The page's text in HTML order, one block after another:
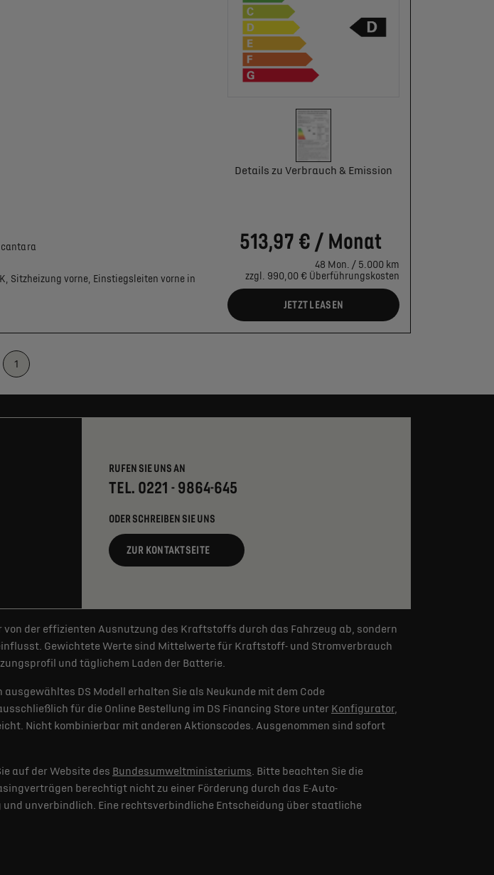
Details zu Verbrauch & Emission
Sitzheizung vorne, Einstiegsleiten vorne in
513,97 € / Monat
48 Mon. / 5.000 km
zzgl. 990,00 € Überführungskosten
JETZT LEASEN
1
RUFEN SIE UNS AN
TEL. 0221 - 9864-645
ODER SCHREIBEN SIE UNS
ZUR KONTAKTSEITE
der effizienten Ausnutzung des Kraftstoffs durch das Fahrzeug ab, sondern
Gewichtete Werte sind Mittelwerte für Kraftstoff- und Stromverbrauch
und täglichem Laden der Batterie.
DS Modell erhalten Sie als Neukunde mit dem Code
für die Online Bestellung im DS Financing Store unter Konfigurator,
Nicht kombinierbar mit anderen Aktionscodes. Ausgenommen sind sofort
auf der Website des Bundesumweltministeriums. Bitte beachten Sie die
berechtigt nicht zu einer Förderung durch das E-Auto-
unverbindlich. Eine rechtsverbindliche Entscheidung über staatliche